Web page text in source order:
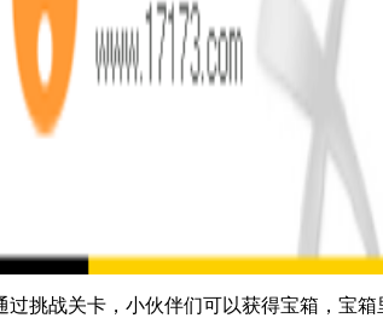
挑战关卡，小伙伴们可以获得宝箱，宝